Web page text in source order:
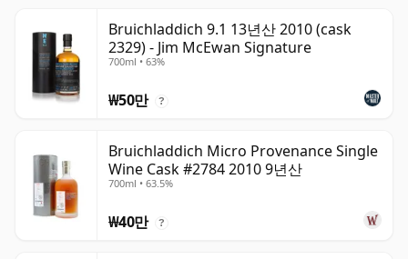
Bruichladdich 9.1 13년산 2010 (cask
2329) - Jim McEwan Signature
700ml • 63%
₩50만 ?
Bruichladdich Micro Provenance Single
Wine Cask #2784 2010 9년산
700ml • 63.5%
₩40만 ?